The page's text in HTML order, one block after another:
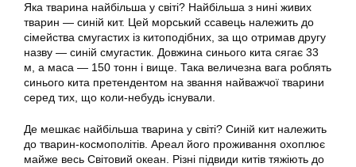
Яка тварина найбільша у світі? Найбільша з нині живих
тварин — синій кит. Цей морський ссавець належить до
сімейства смугастих із китоподібних, за що отримав другу
назву — синій смугастик. Довжина синього кита сягає 33
м, а маса — 150 тонн і вище. Така величезна вага роблять
синього кита претендентом на звання найважчої тварини
серед тих, що коли-небудь існували.
Де мешкає найбільша тварина у світі? Синій кит належить
до тварин-космополітів. Ареал його проживання охоплює
майже весь Світовий океан. Різні підвиди китів тяжіють до